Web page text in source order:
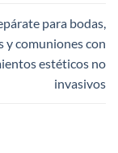
para bodas,
y comuniones con
estéticos no
invasivos